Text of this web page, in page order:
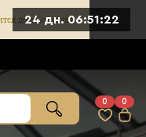
24 дн. 06:51:20
0 0